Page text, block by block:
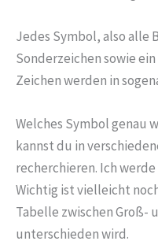
Jedes Symbol, also alle
Sonderzeichen sowie
Zeichen werden in
Welches Symbol genau
kannst du in
recherchieren. Ich
Wichtig ist vielleicht
Tabelle zwischen Groß-
unterschieden wird.